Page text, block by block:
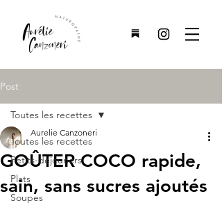
Post
Toutes les recettes
Petits-dejeuners
Plats
Soupes
Toutes les recettes
GOÛTER COCO rapide,
sain, sans sucres ajoutés
Aurelie Canzoneri